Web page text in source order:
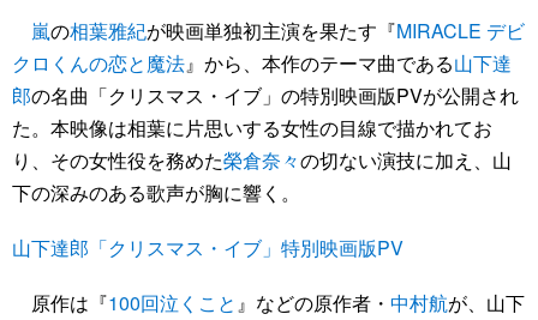
嵐の相葉雅紀が映画単独初主演を果たす『MIRACLE デビ
クロくんの恋と魔法』から、本作のテーマ曲である山下達
郎の名曲「クリスマス・イブ」の特別映画版PVが公開され
た。本映像は相葉に片思いする女性の目線で描かれてお
り、その女性役を務めた榮倉奈々の切ない演技に加え、山
下の深みのある歌声が胸に響く。
山下達郎「クリスマス・イブ」特別映画版PV
原作は『100回泣くこと 』などの原作者・ 中村航が、山下